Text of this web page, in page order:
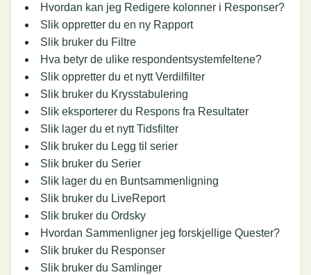
Hvordan kan jeg Redigere kolonner i Responser?
Slik oppretter du en ny Rapport
Slik bruker du Filtre
Hva betyr de ulike respondentsystemfeltene?
Slik oppretter du et nytt Verdilfilter
Slik bruker du Krysstabulering
Slik eksporterer du Respons fra Resultater
Slik lager du et nytt Tidsfilter
Slik bruker du Legg til serier
Slik bruker du Serier
Slik lager du en Buntsammenligning
Slik bruker du LiveReport
Slik bruker du Ordsky
Hvordan Sammenligner jeg forskjellige Quester?
Slik bruker du Responser
Slik bruker du Samlinger